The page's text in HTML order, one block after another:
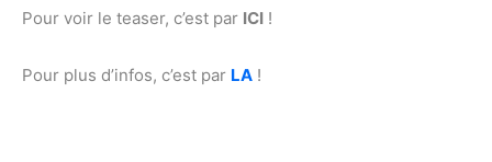
Pour voir le teaser, c’est par ICI !
Pour plus d’infos, c’est par LA !